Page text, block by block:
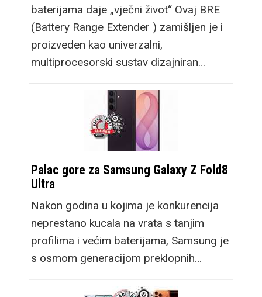
baterijama daje „vječni život“ Ovaj BRE
(Battery Range Extender ) zamišljen je i
proizveden kao univerzalni,
multiprocesorski sustav dizajniran…
Palac gore za Samsung Galaxy Z Fold8
Ultra
Nakon godina u kojima je konkurencija
neprestano kucala na vrata s tanjim
profilima i većim baterijama, Samsung je
s osmom generacijom preklopnih…